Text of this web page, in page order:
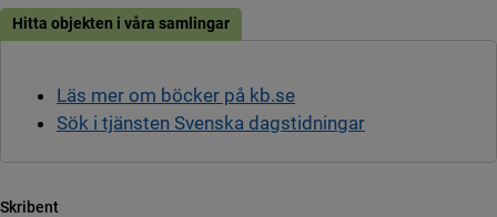
Hitta objekten i våra samlingar
Läs mer om böcker på kb.se
Sök i tjänsten Svenska dagstidningar
Skribent